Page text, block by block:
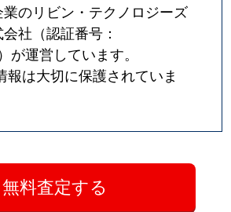
業のリビン・テクノロジーズ
社（認証番号：
）が運営しています。
報は大切に保護されていま